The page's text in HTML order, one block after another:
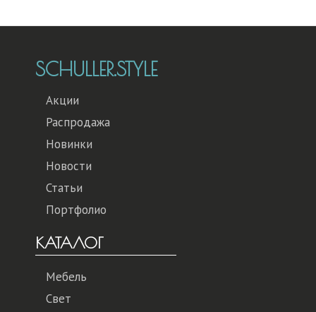
SCHULLER.STYLE
Акции
Распродажа
Новинки
Новости
Статьи
Портфолио
КАТАЛОГ
Мебель
Свет